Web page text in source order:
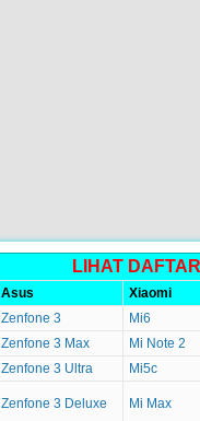
LIHAT
Asus
Xiaomi
Zenfone 3
Mi6
Zenfone 3 Max
Mi Note 2
Zenfone 3 Ultra
Mi5c
Zenfone 3 Deluxe Mi Max